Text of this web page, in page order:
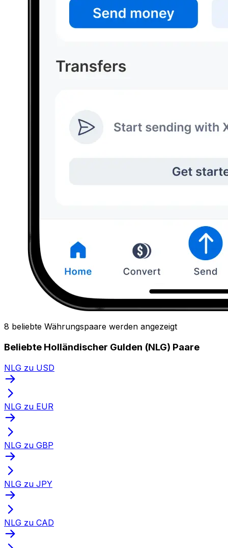
8 beliebte Währungspaare werden angezeigt
Beliebte Holländischer Gulden (NLG) Paare
NLG zu USD
NLG zu EUR
NLG zu GBP
NLG zu JPY
NLG zu CAD